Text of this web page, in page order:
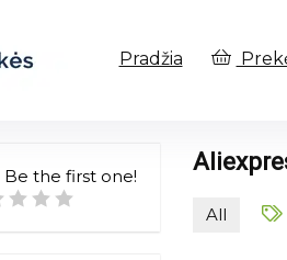
Pradžia
Be the first one!
All